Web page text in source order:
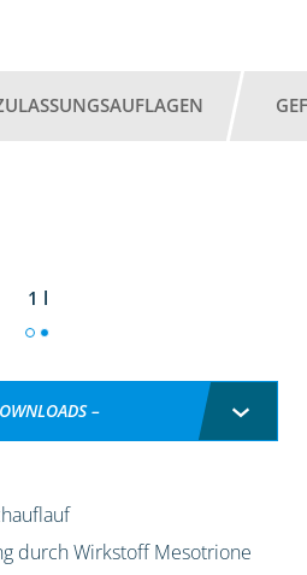
1 l
–
durch Wirkstoff Mesotrione